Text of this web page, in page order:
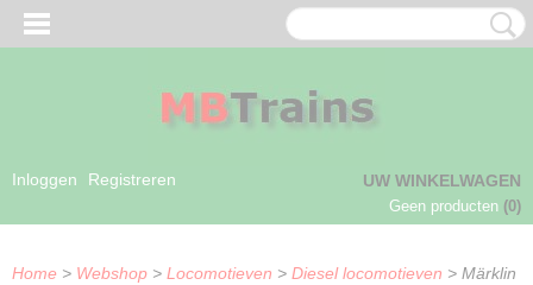
Inloggen Registreren UW WINKELWAGEN
Geen producten (0)
Home > Webshop > Locomotieven > Diesel locomotieven > Märklin